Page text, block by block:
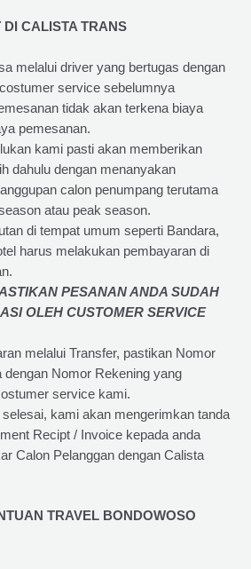
CALISTA TRANS
melalui driver yang bertugas dengan
service sebelumnya
tidak akan terkena biaya
pemesanan.
kami pasti akan memberikan
dahulu dengan menanyakan
calon penumpang terutama
atau peak season.
di tempat umum seperti Bandara,
harus melakukan pembayaran di
PESANAN ANDA SUDAH
OLEH CUSTOMER SERVICE
melalui Transfer, pastikan Nomor
dengan Nomor Rekening yang
service kami.
kami akan mengerimkan tanda
Recipt / Invoice kepada anda
Calon Pelanggan dengan Calista
TRAVEL BONDOWOSO